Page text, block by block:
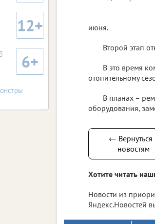
июня.
Второй этап
В это время
отопительному
В планах –
оборудования,
← Вернуться
новостям
Хотите читать
Новости из
Яндекс.Новостей
12+
6+